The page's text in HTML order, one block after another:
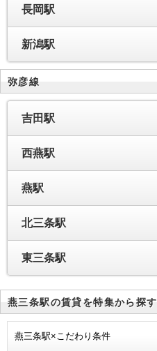
長岡駅
新潟駅
弥彦線
吉田駅
西燕駅
燕駅
北三条駅
東三条駅
燕三条駅の賃貸を特集から探す
燕三条駅×こだわり条件